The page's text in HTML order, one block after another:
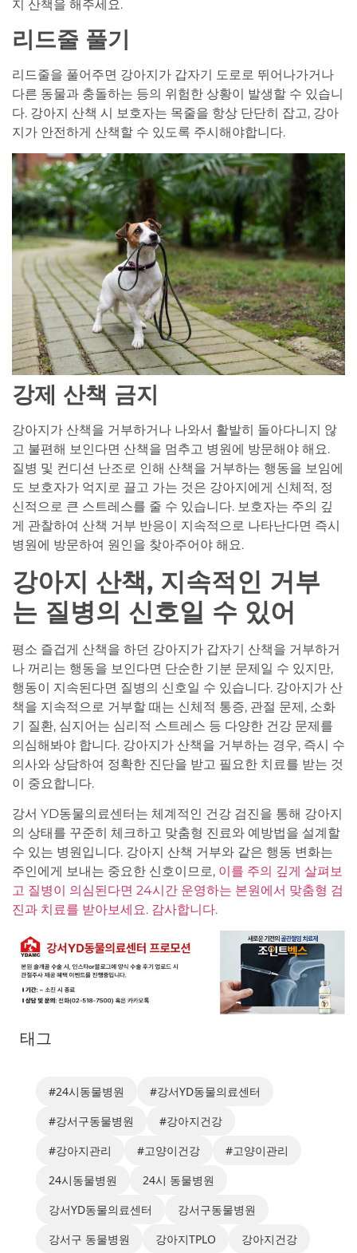
지 산책을 해주세요.
리드줄 풀기
리드줄을 풀어주면 강아지가 갑자기 도로로 뛰어나가거나
다른 동물과 충돌하는 등의 위험한 상황이 발생할 수 있습니
다. 강아지 산책 시 보호자는 목줄을 항상 단단히 잡고, 강아
지가 안전하게 산책할 수 있도록 주시해야합니다.
강제 산책 금지
강아지가 산책을 거부하거나 나와서 활발히 돌아다니지 않
고 불편해 보인다면 산책을 멈추고 병원에 방문해야 해요.
질병 및 컨디션 난조로 인해 산책을 거부하는 행동을 보임에
도 보호자가 억지로 끌고 가는 것은 강아지에게 신체적, 정
신적으로 큰 스트레스를 줄 수 있습니다. 보호자는 주의 깊
게 관찰하여 산책 거부 반응이 지속적으로 나타난다면 즉시
병원에 방문하여 원인을 찾아주어야 해요.
강아지 산책, 지속적인 거부
는 질병의 신호일 수 있어
평소 즐겁게 산책을 하던 강아지가 갑자기 산책을 거부하거
나 꺼리는 행동을 보인다면 단순한 기분 문제일 수 있지만,
행동이 지속된다면 질병의 신호일 수 있습니다. 강아지가 산
책을 지속적으로 거부할 때는 신체적 통증, 관절 문제, 소화
기 질환, 심지어는 심리적 스트레스 등 다양한 건강 문제를
의심해봐야 합니다. 강아지가 산책을 거부하는 경우, 즉시 수
의사와 상담하여 정확한 진단을 받고 필요한 치료를 받는 것
이 중요합니다.
강서 YD동물의료센터는 체계적인 건강 검진을 통해 강아지
의 상태를 꾸준히 체크하고 맞춤형 진료와 예방법을 설계할
수 있는 병원입니다. 강아지 산책 거부와 같은 행동 변화는
주인에게 보내는 중요한 신호이므로, 이를 주의 깊게 살펴보
고 질병이 의심된다면 24시간 운영하는 본원에서 맞춤형 검
진과 치료를 받아보세요. 감사합니다.
태그
#24시동물병원
#강서YD동물의료센터
#강서구동물병원
#강아지건강
#강아지관리
#고양이건강
#고양이관리
24시동물병원
24시 동물병원
강서YD동물의료센터
강서구동물병원
강서구 동물병원
강아지TPLO
강아지건강